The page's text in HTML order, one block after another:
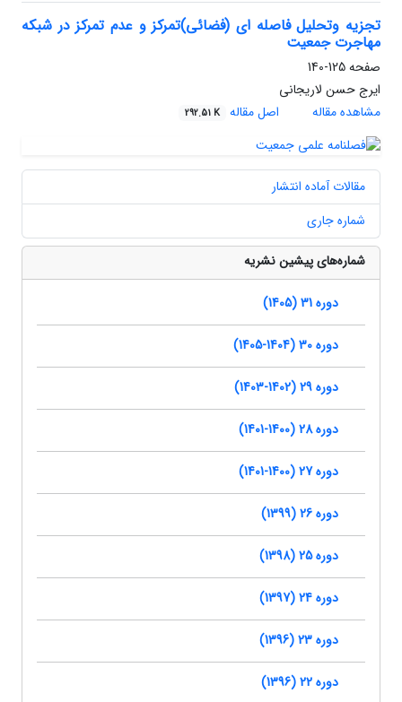
تجزیه وتحلیل فاصله ای (فضائی)تمرکز و عدم تمرکز در شبکه
مهاجرت جمعیت
صفحه125-140
ایرج حسن لاریجانی
مشاهده مقاله
اصل مقاله 292.51 K
مقالات آماده انتشار
شماره جاری
شماره‌های پیشین نشریه
دوره 31 (1405)
دوره 30 (1404-1405)
دوره 29 (1402-1403)
دوره 28 (1400-1401)
دوره 27 (1400-1401)
دوره 26 (1399)
دوره 25 (1398)
دوره 24 (1397)
دوره 23 (1396)
دوره 22 (1396)